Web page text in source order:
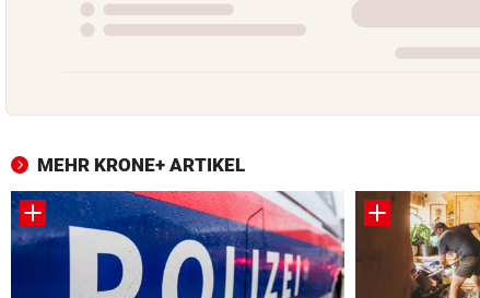
MEHR KRONE+ ARTIKEL